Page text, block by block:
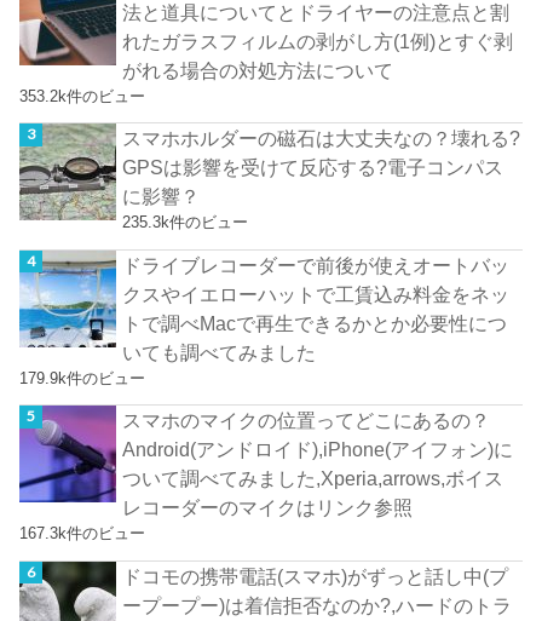
法と道具についてとドライヤーの注意点と割
れたガラスフィルムの剥がし方(1例)とすぐ剥
がれる場合の対処方法について
353.2k件のビュー
スマホホルダーの磁石は大丈夫なの？壊れる?
GPSは影響を受けて反応する?電子コンパス
に影響？
235.3k件のビュー
ドライブレコーダーで前後が使えオートバッ
クスやイエローハットで工賃込み料金をネッ
トで調べMacで再生できるかとか必要性につ
いても調べてみました
179.9k件のビュー
スマホのマイクの位置ってどこにあるの？
Android(アンドロイド),iPhone(アイフォン)に
ついて調べてみました,Xperia,arrows,ボイス
レコーダーのマイクはリンク参照
167.3k件のビュー
ドコモの携帯電話(スマホ)がずっと話し中(プ
ープープー)は着信拒否なのか?,ハードのトラ